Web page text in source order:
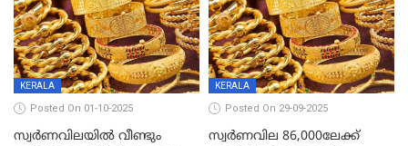
KERALA
Posted On 01-10-2025
സ്വർണവിലയിൽ വീണ്ടും
KERALA
Posted On 29-09-2025
സ്വര്‍ണവില 86,000ലേക്ക്